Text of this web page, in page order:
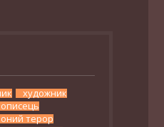
художник
терор